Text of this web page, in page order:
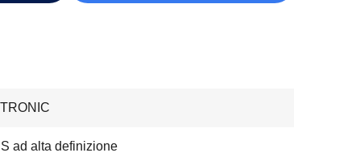
ad alta definizione